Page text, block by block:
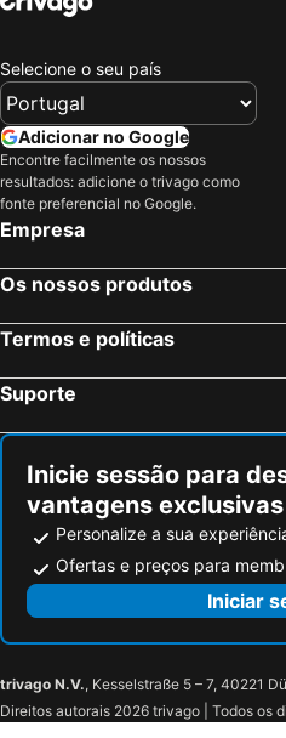
Bracciano, bed and breakfasts
Castel Giorgio, bed and breakfasts
Canino, bed and breakfasts
Avigliano Umbro, bed and breakfasts
Oriolo Romano, bed and breakfasts
Tuscania, bed and breakfasts
Sorano, bed and breakfasts
Tolfa, bed and breakfasts
Acquapendente, bed and breakfasts
Capranica, bed and breakfasts
Porano, bed and breakfasts
Selecione o seu país
Adicionar no Google
Encontre facilmente os nossos
resultados: adicione o trivago como
fonte preferencial no Google.
Empresa
Os nossos produtos
Termos e políticas
Suporte
Inicie sessão para
vantagens
Personalize a sua
Ofertas e preços para
Iniciar
trivago N.V., Kesselstraße 5 – 7, 40221
Direitos autorais 2026 trivago | Todos os